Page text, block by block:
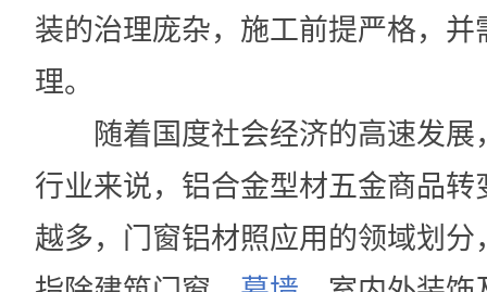
装的治理庞杂，施工前提严格，并
理。
随着国度社会经济的高速发展
行业来说，铝合金型材五金商品转
越多，门窗铝材照应用的领域划分